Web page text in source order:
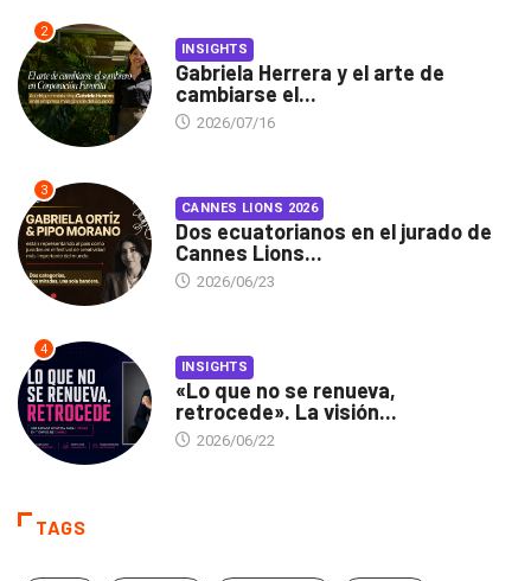
2
INSIGHTS
Gabriela Herrera y el arte de
cambiarse el...
2026/07/16
3
CANNES LIONS 2026
Dos ecuatorianos en el jurado de
Cannes Lions...
2026/06/23
4
INSIGHTS
«Lo que no se renueva,
retrocede». La visión...
2026/06/22
TAGS